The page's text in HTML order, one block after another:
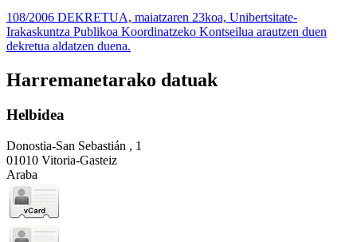
108/2006 DEKRETUA, maiatzaren 23koa, Unibertsitate-
Irakaskuntza Publikoa Koordinatzeko Kontseilua arautzen duen
dekretua aldatzen duena.
Harremanetarako datuak
Helbidea
Donostia-San Sebastián , 1
01010 Vitoria-Gasteiz
Araba